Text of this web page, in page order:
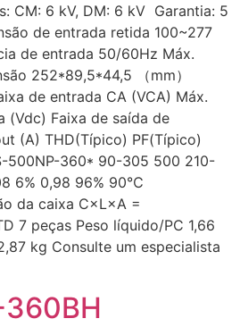
CM: 6 kV, DM: 6 kV Garantia: 5
de entrada retida 100~277
de entrada 50/60Hz Máx.
252*89,5*44,5 （mm）
de entrada CA (VCA) Máx.
(Vdc) Faixa de saída de
(A) THD(Típico) PF(Típico)
500NP-360* 90-305 500 210-
6% 0,98 96% 90℃
da caixa C×L×A =
7 peças Peso líquido/PC 1,66
kg Consulte um especialista